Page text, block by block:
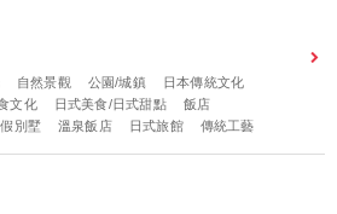
自然景觀 公園/城鎮
日本傳統文化
文化
日式美食/日式甜點
飯店
別墅
溫泉飯店 日式旅館 傳統工藝